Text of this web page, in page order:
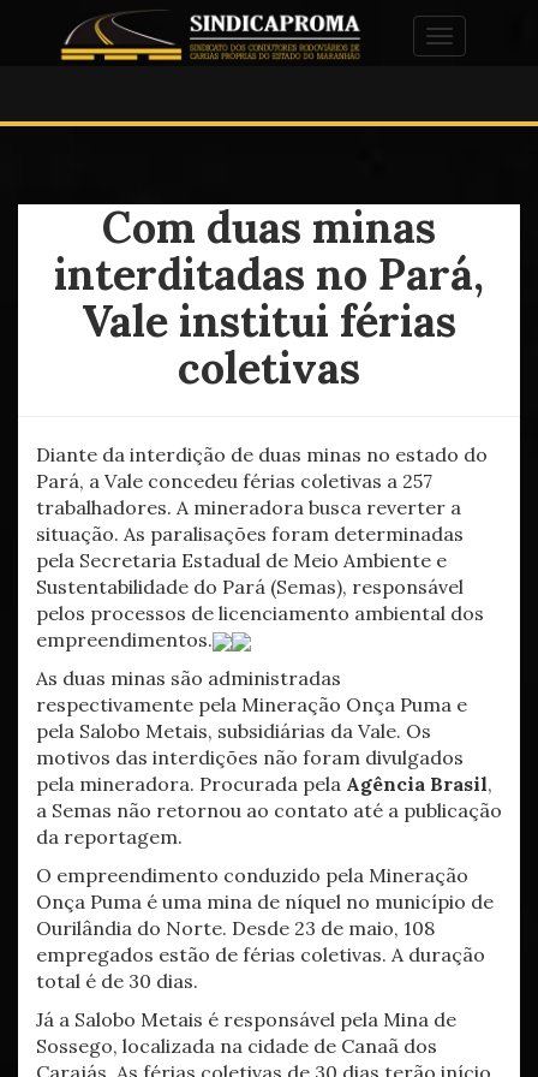
Alternar
Com duas minas
interditadas no Pará,
Vale institui férias
coletivas
Diante da interdição de duas minas no estado do
Pará, a Vale concedeu férias coletivas a 257
trabalhadores. A mineradora busca reverter a
situação. As paralisações foram determinadas
pela Secretaria Estadual de Meio Ambiente e
Sustentabilidade do Pará (Semas), responsável
pelos processos de licenciamento ambiental dos
empreendimentos.
As duas minas são administradas
respectivamente pela Mineração Onça Puma e
pela Salobo Metais, subsidiárias da Vale. Os
motivos das interdições não foram divulgados
pela mineradora. Procurada pela Agência Brasil,
a Semas não retornou ao contato até a publicação
da reportagem.
O empreendimento conduzido pela Mineração
Onça Puma é uma mina de níquel no município de
Ourilândia do Norte. Desde 23 de maio, 108
empregados estão de férias coletivas. A duração
total é de 30 dias.
Já a Salobo Metais é responsável pela Mina de
Sossego, localizada na cidade de Canaã dos
Carajás. As férias coletivas de 30 dias terão início